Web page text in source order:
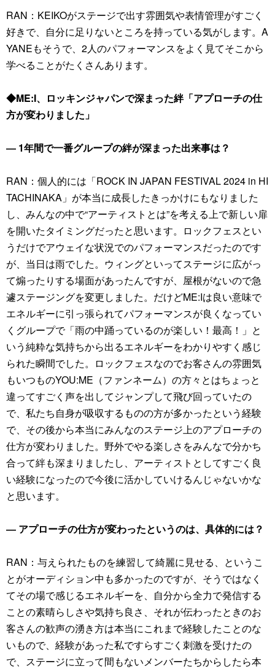
RAN：KEIKOがステージで出す雰囲気や表情管理がすごく
好きで、自分に足りないところを持っている気がします。A
YANEもそうで、2人のパフォーマンスをよく見てそこから
学べることがたくさんあります。
◆ME:I、ロッキンジャパンで深まった絆「アプローチの仕
方が変わりました」
― 1年間で一番グループの絆が深まった出来事は？
RAN：個人的には「ROCK IN JAPAN FESTIVAL 2024 in HI
TACHINAKA」が本当に成長したきっかけにもなりました
し、みんなの中で“アーティストとは”を考える上で新しい扉
を開いたタイミングだったと思います。ロックフェスとい
うだけでアウェイな状況でのパフォーマンスだったのです
が、当日は雨でした。ウィングといってステージに広がっ
て煽ったりする場面があったんですが、屋根がないので急
遽ステージングを変更しました。だけどME:Iは良い意味で
エネルギーに引っ張られてパフォーマンスが良くなってい
くグループで「雨の中踊っているのが楽しい！最高！」と
いう純粋な気持ちから出るエネルギーをわかりやすく感じ
られた瞬間でした。ロックフェスなのでお客さんの雰囲気
もいつものYOU:ME（ファンネーム）の方々とはちょっと
違ってすごく声を出してジャンプして飛び回っていたの
で、私たち自身が吸収するものの方が多かったという経験
で、その後から本当にみんなのステージ上のアプローチの
仕方が変わりました。野外でやる楽しさをみんなで分かち
合って絆も深まりましたし、アーティストとしてすごく良
い経験になったので今後に活かしていけるんじゃないかな
と思います。
― アプローチの仕方が変わったというのは、具体的には？
RAN：与えられたものを練習して綺麗に見せる、というこ
とがオーディション中も多かったのですが、そうではなく
てその場で感じるエネルギーを、自分から全力で発信する
ことの素晴らしさや気持ち良さ、それが伝わったときのお
客さんの歓声の湧き方は本当にこれまで経験したことのな
いもので、経験があった私ですらすごく刺激を受けたの
で、ステージに立って間もないメンバーたちからしたら本